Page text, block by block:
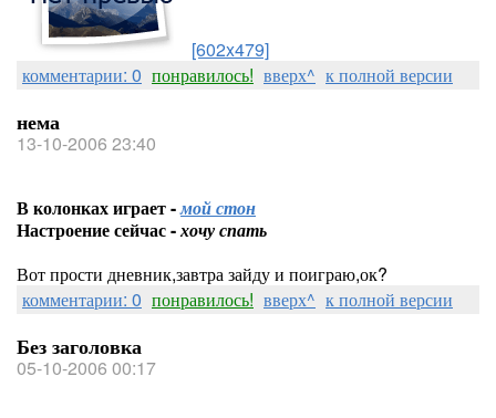
[602x479]
комментарии: 0 понравилось! вверх^ к полной версии
нема
13-10-2006 23:40
В колонках играет -мой стон
Настроение сейчас -хочу спать
Вот прости дневник,завтра зайду и поиграю,ок?
комментарии: 0 понравилось! вверх^ к полной версии
Без заголовка
05-10-2006 00:17